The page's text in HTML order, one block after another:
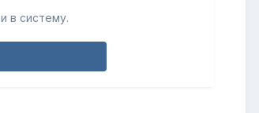
в систему.